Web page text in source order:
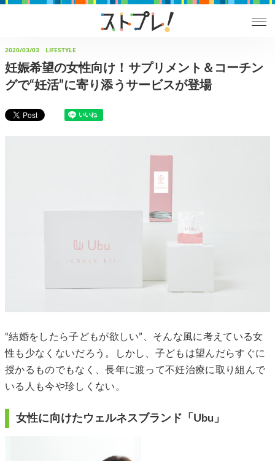
2020/03/03 LIFESTYLE
妊娠希望の女性向け！サプリメント＆コーチン
グで“妊活”に寄り添うサービスが登場
“結婚をしたら子どもが欲しい”、そんな風に考えている女
性も少なくないだろう。しかし、子どもは望んだらすぐに
授かるものでもなく、長年に渡って不妊治療に取り組んで
いる人も今や珍しくない。
女性に向けたウェルネスブランド「Ubu」